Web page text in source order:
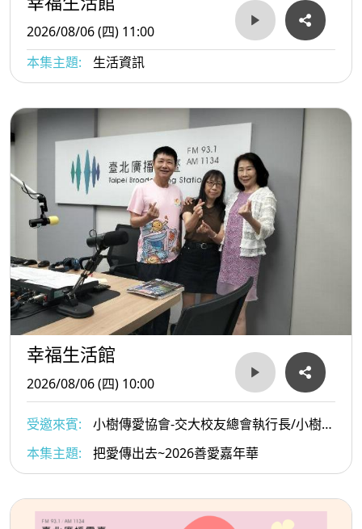
2026/08/06 (四) 11:00
本集主題:
生活資訊
幸福生活館
2026/08/06 (四) 10:00
受邀來賓:
小樹傳愛協會-交大校友總會執行長/小樹傳
愛協會副理事長/陳俊秀與小樹傳愛協會發起人戴惠貞
Dammy老師
本集主題: 把愛傳出去~2026善愛嘉年華